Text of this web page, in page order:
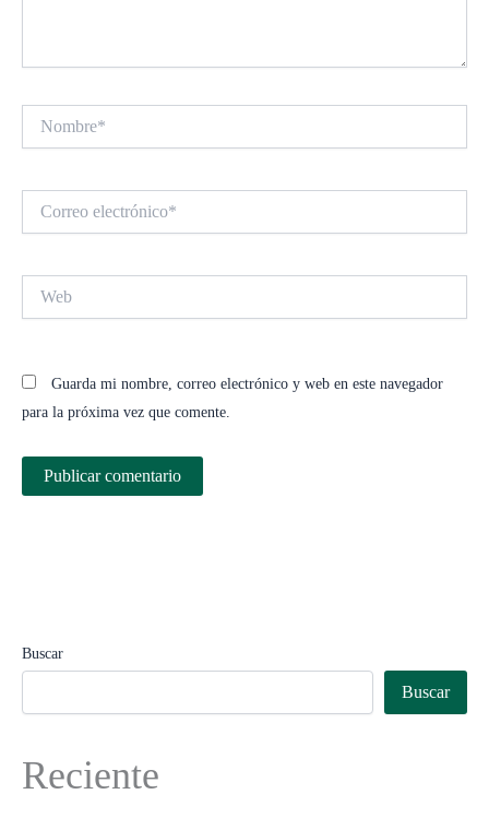
electrónico*
Guarda mi nombre, correo electrónico y web en este navegador
para la próxima vez que comente.
Buscar
Buscar
Reciente